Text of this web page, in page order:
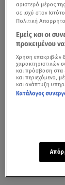
αριστερό μέρος
σε ισχύ στον
Πολιτική
Εμείς και οι
προκειμένου
Χρήση επακριβών
χαρακτηριστικών
και πρόσβαση στα
και περιεχόμενο,
και ανάπτυξη
Κατάλογος